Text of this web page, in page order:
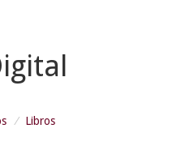
Libros